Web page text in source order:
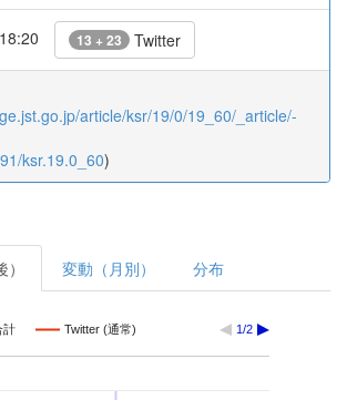
13 + 23 Twitter
article/ksr/19/0/19_60/_article/-
ksr.19.0_60)
変動（月別） 分布
計 Twitter (通常) 1/2